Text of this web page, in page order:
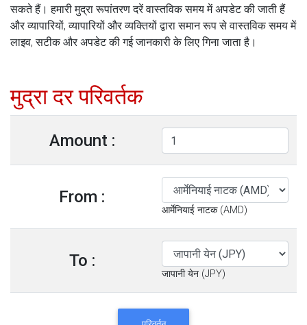
सकते हैं। हमारी मुद्रा रूपांतरण दरें वास्तविक समय में अपडेट की जाती हैं
और व्यापारियों, व्यापारियों और व्यक्तियों द्वारा समान रूप से वास्तविक समय में
लाइव, सटीक और अपडेट की गई जानकारी के लिए गिना जाता है।
मुद्रा दर परिवर्तक
Amount :
From :
आर्मेनियाई नाटक (AMD)
To :
जापानी येन (JPY)